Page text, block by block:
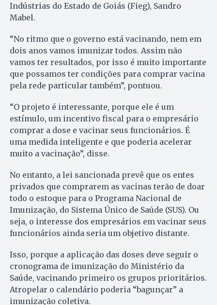
Indústrias do Estado de Goiás (Fieg), Sandro
Mabel.
“No ritmo que o governo está vacinando, nem em
dois anos vamos imunizar todos. Assim não
vamos ter resultados, por isso é muito importante
que possamos ter condições para comprar vacina
pela rede particular também”, pontuou.
“O projeto é interessante, porque ele é um
estímulo, um incentivo fiscal para o empresário
comprar a dose e vacinar seus funcionários. É
uma medida inteligente e que poderia acelerar
muito a vacinação”, disse.
No entanto, a lei sancionada prevê que os entes
privados que comprarem as vacinas terão de doar
todo o estoque para o Programa Nacional de
Imunização, do Sistema Único de Saúde (SUS). Ou
seja, o interesse dos empresários em vacinar seus
funcionários ainda seria um objetivo distante.
Isso, porque a aplicação das doses deve seguir o
cronograma de imunização do Ministério da
Saúde, vacinando primeiro os grupos prioritários.
Atropelar o calendário poderia “bagunçar” a
imunização coletiva.